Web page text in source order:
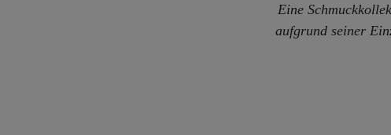
Eine
aufgrund seiner